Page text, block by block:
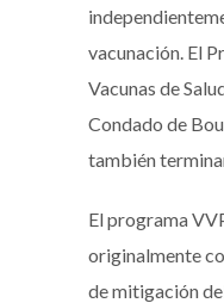
vacunación. El
Vacunas de
Condado de
también
El programa
originalmente
de mitigación